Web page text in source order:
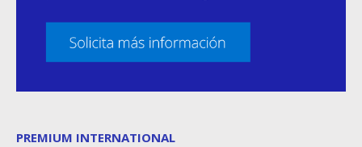
PREMIUM INTERNATIONAL